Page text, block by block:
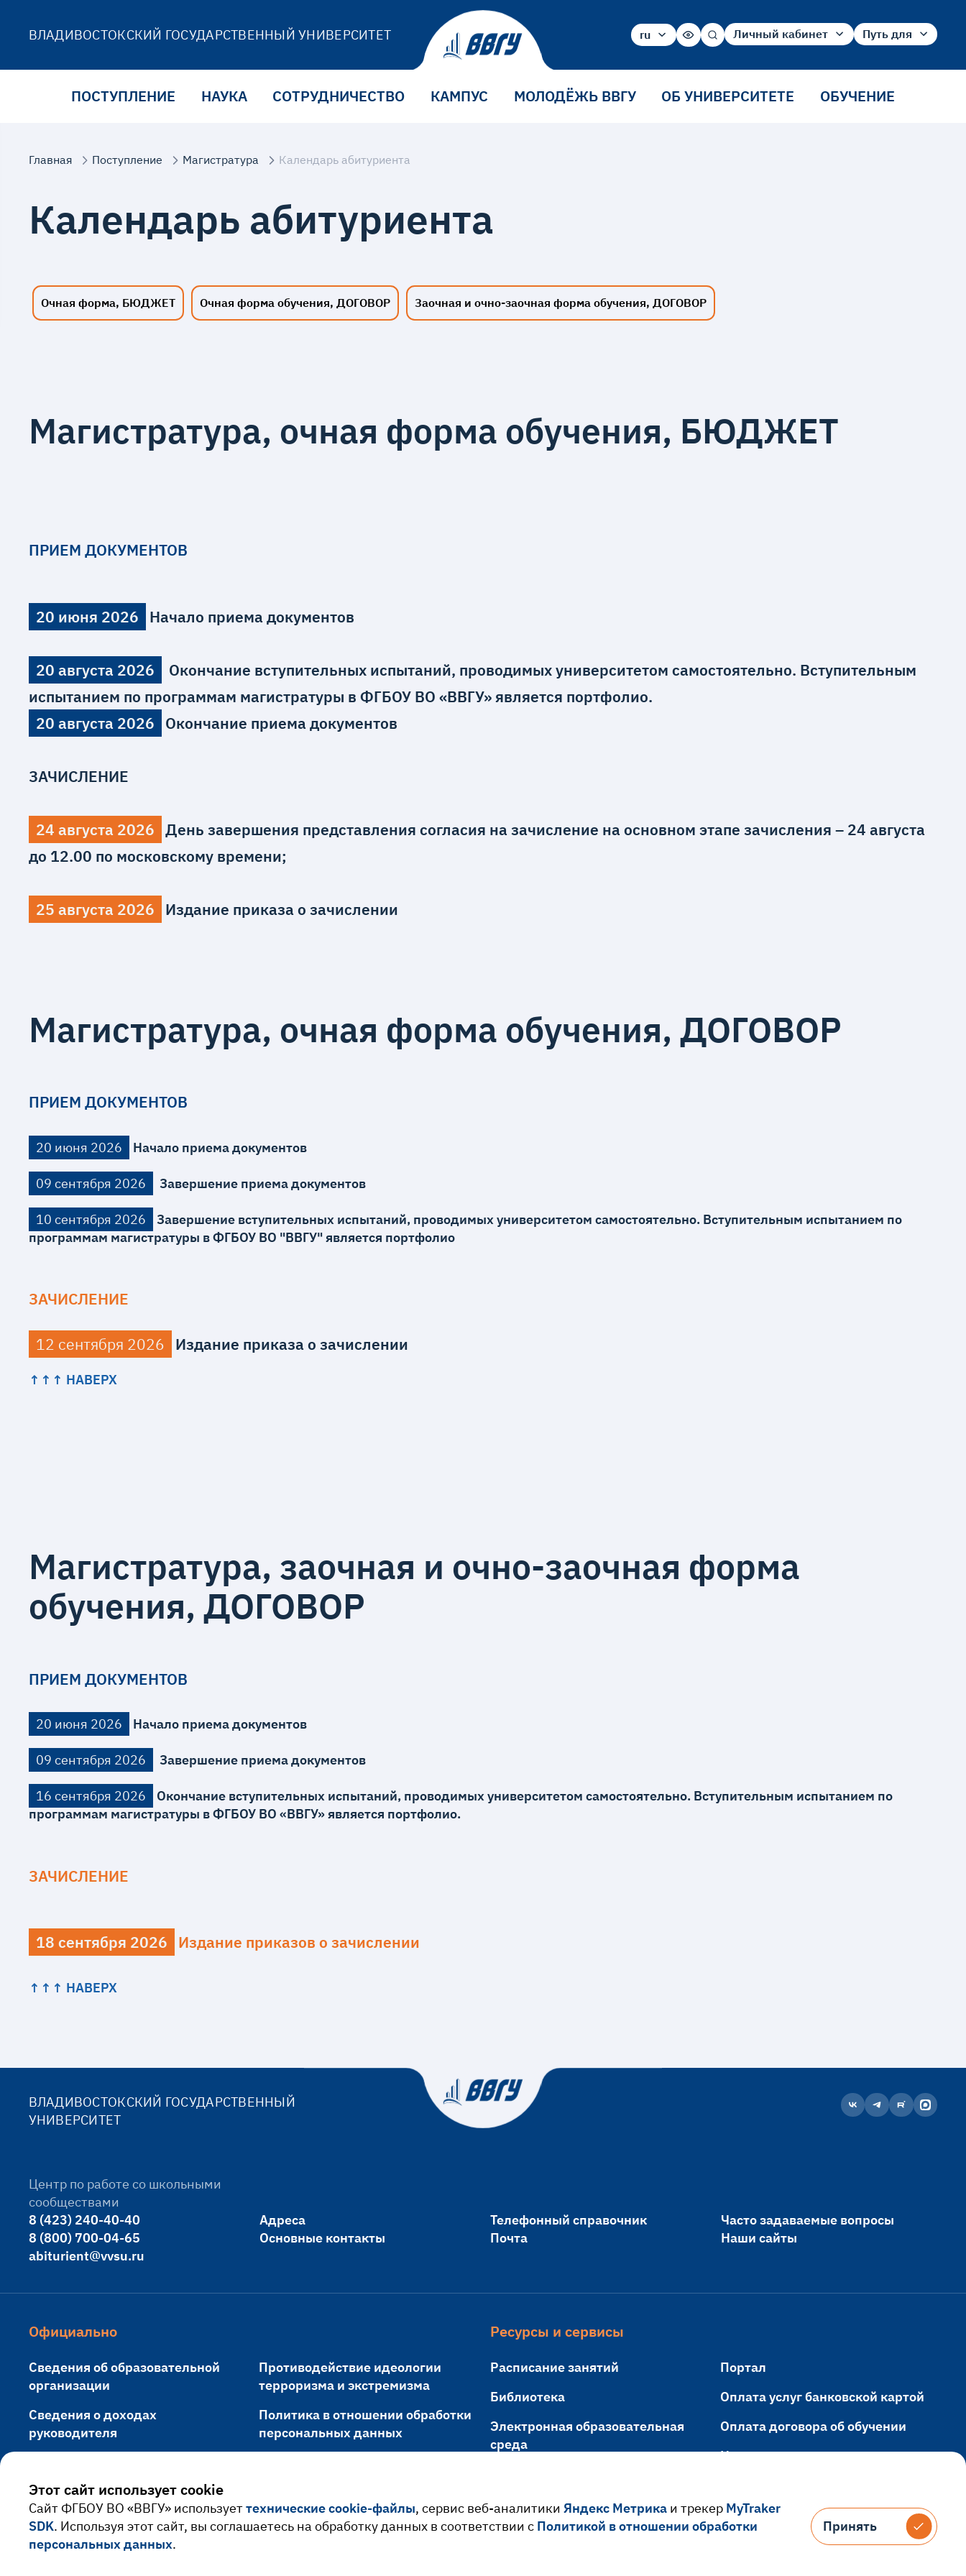
ВЛАДИВОСТОКСКИЙ ГОСУДАРСТВЕННЫЙ УНИВЕРСИТЕТ
ru
Личный кабинет
Путь для
Сотрудника
ПОСТУПЛЕНИЕ НАУКА СОТРУДНИЧЕСТВО КАМПУС МОЛОДЁЖЬ ВВГУ ОБ УНИВЕРСИТЕТЕ ОБУЧЕНИЕ
Главная Поступление Магистратура Календарь абитуриента
Календарь абитуриента
Очная форма, БЮДЖЕТ Очная форма обучения, ДОГОВОР Заочная и очно-заочная форма обучения, ДОГОВОР
Магистратура, очная форма обучения, БЮДЖЕТ
ПРИЕМ ДОКУМЕНТОВ
20 июня 2026 Начало приема документов
20 августа 2026
Окончание вступительных испытаний, проводимых университетом самостоятельно. Вступительным
испытанием по программам магистратуры в ФГБОУ ВО «ВВГУ» является портфолио.
20 августа 2026
Окончание приема документов
ЗАЧИСЛЕНИЕ
24 августа 2026 День завершения представления согласия на зачисление на основном этапе зачисления – 24 августа
до 12.00 по московскому времени;
25 августа 2026 Издание приказа о зачислении
Магистратура, очная форма обучения, ДОГОВОР
ПРИЕМ ДОКУМЕНТОВ
20 июня 2026 Начало приема документов
09 сентября 2026 Завершение приема документов
10 сентября 2026
Завершение вступительных испытаний, проводимых университетом самостоятельно. Вступительным испытанием по
программам магистратуры в ФГБОУ ВО "ВВГУ" является портфолио
ЗАЧИСЛЕНИЕ
12 сентября 2026 Издание приказа о зачислении
↑↑↑ НАВЕРХ
Магистратура, заочная и очно-заочная форма
обучения, ДОГОВОР
ПРИЕМ ДОКУМЕНТОВ
20 июня 2026 Начало приема документов
09 сентября 2026 Завершение приема документов
16 сентября 2026
Окончание вступительных испытаний, проводимых университетом самостоятельно. Вступительным испытанием по
программам магистратуры в ФГБОУ ВО «ВВГУ» является портфолио.
ЗАЧИСЛЕНИЕ
18 сентября 2026 Издание приказов о зачислении
↑↑↑ НАВЕРХ
ВЛАДИВОСТОКСКИЙ ГОСУДАРСТВЕННЫЙ
УНИВЕРСИТЕТ
Центр по работе со школьными
сообществами
8 (423) 240-40-40
8 (800) 700-04-65
abiturient@vvsu.ru
Адреса
Основные контакты
Телефонный справочник
Почта
Часто задаваемые вопросы
Наши сайты
Официально
Сведения об образовательной
организации
Сведения о доходах
руководителя
Противодействие идеологии
терроризма и экстремизма
Политика в отношении обработки
персональных данных
Ресурсы и сервисы
Расписание занятий
Библиотека
Электронная образовательная
среда
Документооборот
Портал
Оплата услуг банковской картой
Оплата договора об обучении
Навигация
Этот сайт использует cookie
Cайт ФГБОУ ВО «ВВГУ» используеттехнические cookie-файлы, сервис веб-аналитики Яндекс Метрикаи трекер MyTraker
SDK. Используя этот сайт, вы соглашаетесь на обработку данных в соответствии с Политикой в отношении обработки
персональных данных.
Принять
Принять